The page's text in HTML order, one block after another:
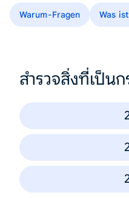
Warum-Fragen Was
สำรวจสิ่งที่เป็น